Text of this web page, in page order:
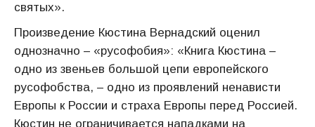
святых».
Произведение Кюстина Вернадский оценил
однозначно – «русофобия»: «Книга Кюстина –
одно из звеньев большой цепи европейского
русофобства, – одно из проявлений ненависти
Европы к России и страха Европы перед Россией.
Кюстин не ограничивается нападками на